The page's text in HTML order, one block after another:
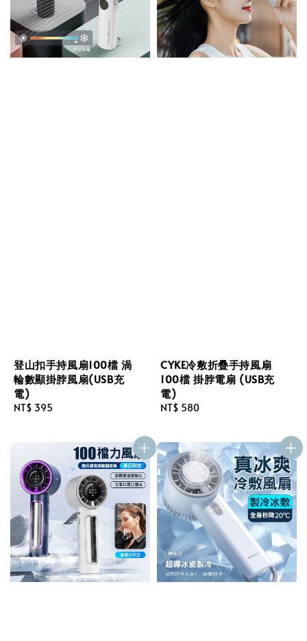
登山扣手持風扇100檔 渦
輪數顯掛脖風扇(USB充
電)
Regular
NT$ 395
CYKE冷敷折疊手持風扇
100檔 掛脖電扇 (USB充
電)
Regular
NT$ 580